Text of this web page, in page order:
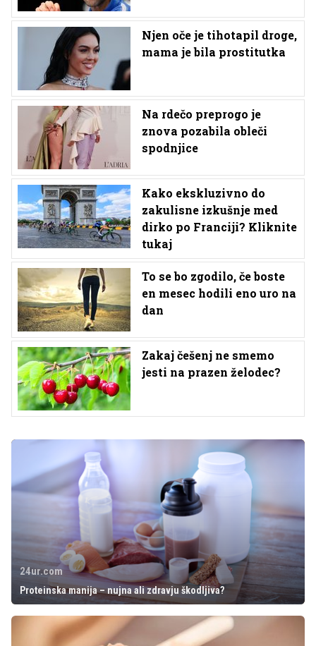
Njen oče je tihotapil droge,
mama je bila prostitutka
Na rdečo preprogo je
znova pozabila obleči
spodnjice
Kako ekskluzivno do
zakulisne izkušnje med
dirko po Franciji? Kliknite
tukaj
To se bo zgodilo, če boste
en mesec hodili eno uro na
dan
Zakaj češenj ne smemo
jesti na prazen želodec?
24ur.com
Proteinska manija – nujna ali zdravju škodljiva?